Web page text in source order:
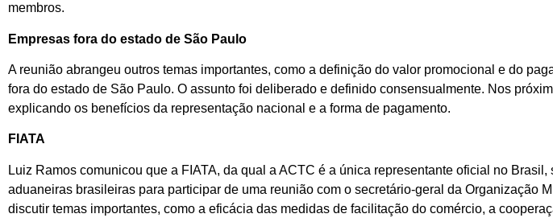
membros.
Empresas fora do estado de São Paulo
A reunião abrangeu outros temas importantes, como a definição do valor promocional e do
fora do estado de São Paulo. O assunto foi deliberado e definido consensualmente. Nos
explicando os benefícios da representação nacional e a forma de pagamento.
FIATA
Luiz Ramos comunicou que a FIATA, da qual a ACTC é a única representante oficial no
aduaneiras brasileiras para participar de uma reunião com o secretário-geral da Organização
discutir temas importantes, como a eficácia das medidas de facilitação do comércio, a